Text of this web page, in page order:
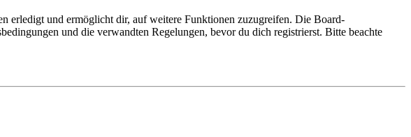
erledigt und ermöglicht dir, auf weitere Funktionen zuzugreifen. Die Board-
und die verwandten Regelungen, bevor du dich registrierst. Bitte beachte